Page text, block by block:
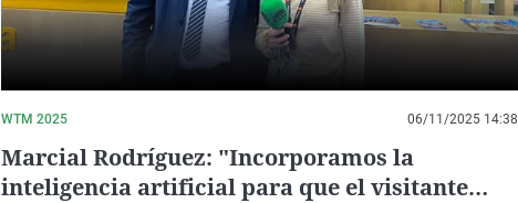
WTM 2025 06/11/2025 14:38
Marcial Rodríguez: "Incorporamos la
inteligencia artificial para que el visitante